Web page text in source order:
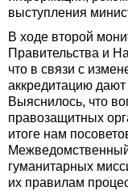
выступления
В ходе второй
Правительства и
что в связи с
аккредитацию
Выяснилось, что
правозащитных
итоге нам
Межведомственный
гуманитарных
их правилам